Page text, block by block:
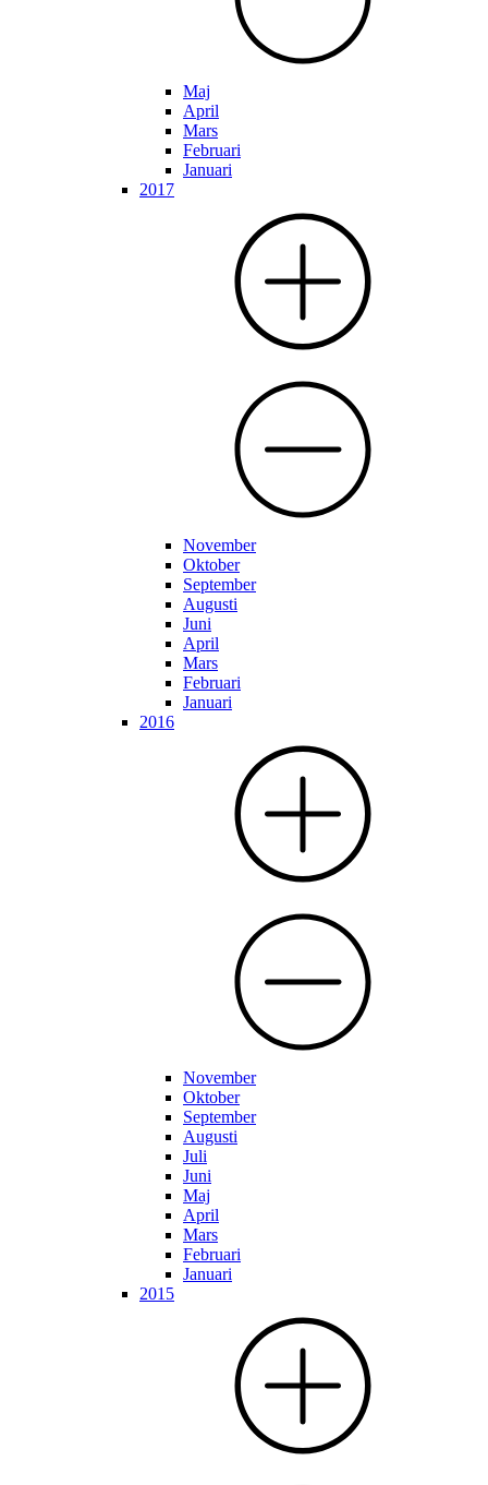
Maj
April
Mars
Februari
Januari
2017
November
Oktober
September
Augusti
Juni
April
Mars
Februari
Januari
2016
November
Oktober
September
Augusti
Juli
Juni
Maj
April
Mars
Februari
Januari
2015